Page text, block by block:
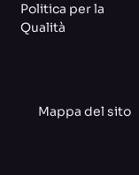
Politica per la
Qualità
Mappa del sito